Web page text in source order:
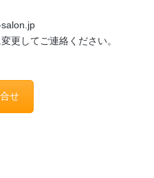
更してご連絡ください。
せ